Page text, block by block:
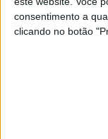
consentimento a
clicando no botão
10Edição 1744